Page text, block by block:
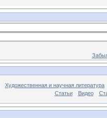
Художественная и научная литература
Статьи
Видео